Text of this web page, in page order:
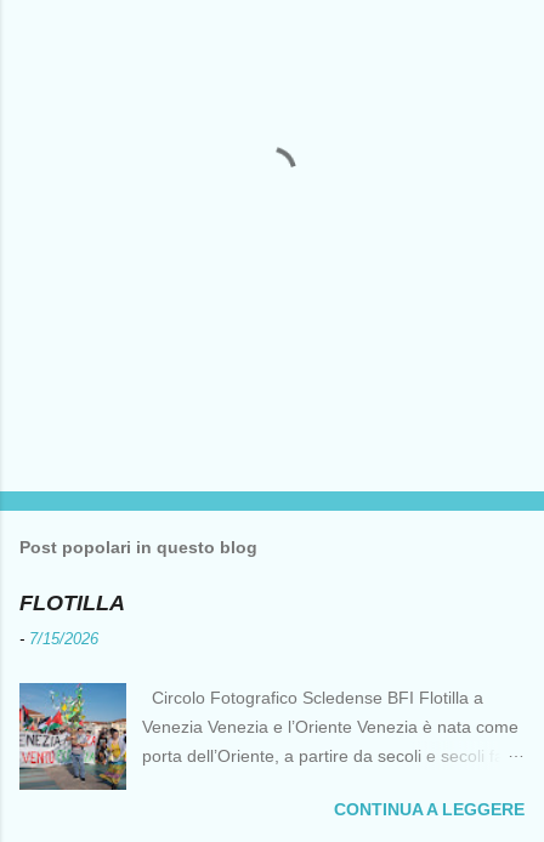
Post popolari in questo blog
FLOTILLA
- 7/15/2026
Circolo Fotografico Scledense BFI Flotilla a
Venezia Venezia e l’Oriente Venezia è nata come
porta dell’Oriente, a partire da secoli e secoli fa ai
di cantierizzazione veneziane divennero preziose
CONTINUA A LEGGERE